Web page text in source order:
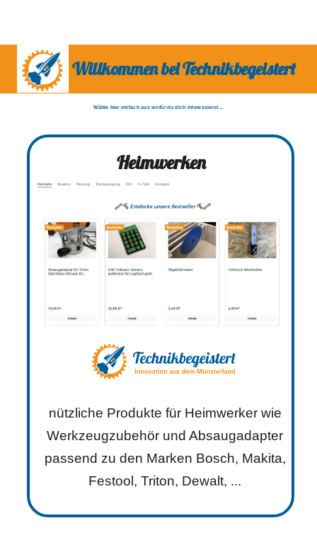
Willkommen bei Technikbegeistert
Wähle hier einfach aus wofür du dich interessierst....
Heimwerken
nützliche Produkte für Heimwerker wie
Werkzeugzubehör und Absaugadapter
passend zu den Marken Bosch, Makita,
Festool, Triton, Dewalt, ...